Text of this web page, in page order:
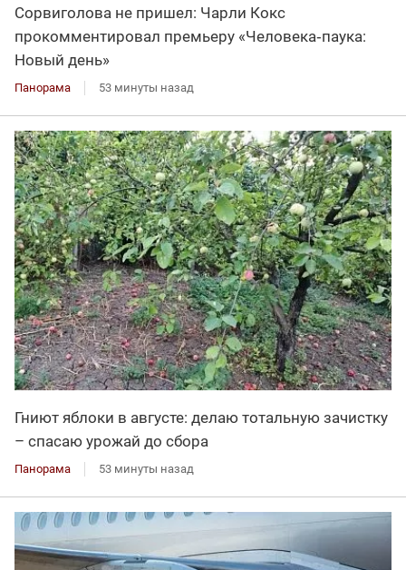
Сорвиголова не пришел: Чарли Кокс
прокомментировал премьеру «Человека‑паука:
Новый день»
Панорама 53 минуты назад
Гниют яблоки в августе: делаю тотальную зачистку
– спасаю урожай до сбора
Панорама 53 минуты назад